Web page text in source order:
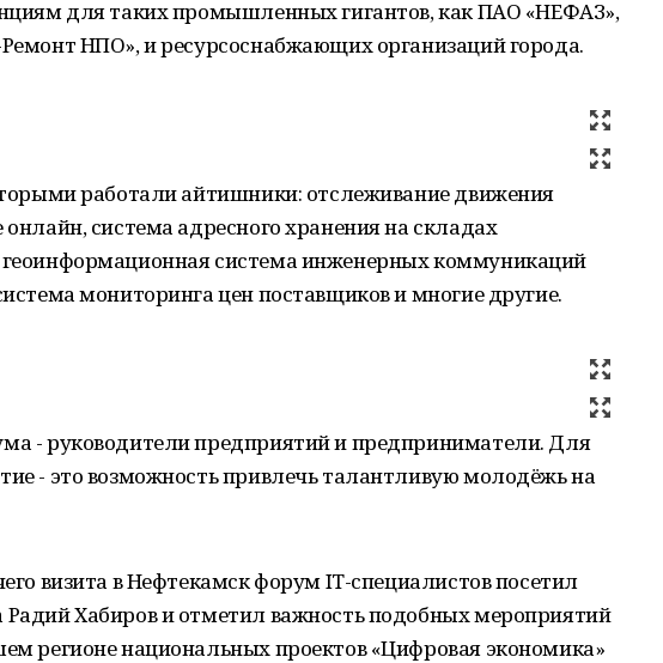
для таких промышленных гигантов, как ПАО «НЕФАЗ»,
НПО», и ресурсоснабжающих организаций города.
работали айтишники: отслеживание движения
система адресного хранения на складах
система инженерных коммуникаций
мониторинга цен поставщиков и многие другие.
- руководители предприятий и предприниматели. Для
- это возможность привлечь талантливую молодёжь на
визита в Нефтекамск форум IT-специалистов посетил
Радий Хабиров и отметил важность подобных мероприятий
регионе национальных проектов «Цифровая экономика»